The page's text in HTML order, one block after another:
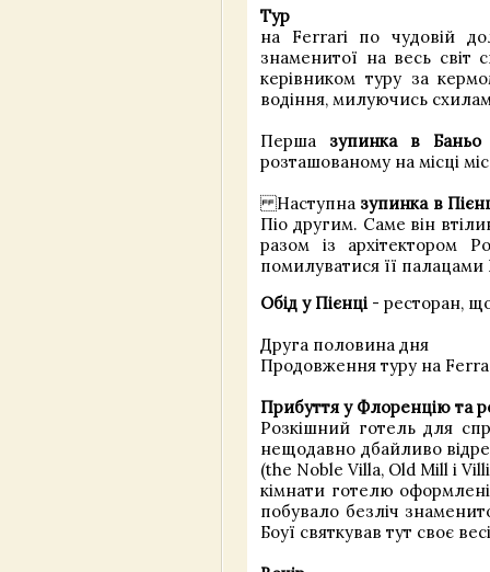
Тур
на Ferrari по чудовій
знаменитої на весь світ
керівником туру за
водіння, милуючись
Перша зупинка в Баньо
розташованому на місці
Наступна зупинка в
Піо другим. Саме він
разом із архітектором
помилуватися її
Обід у Пієнці - ресторан,
Друга половина дня
Продовження туру на
Прибуття у Флоренцію та
Розкішний готель для
нещодавно дбайливо
(the Noble Villa, Old Mill і
кімнати готелю
побувало безліч
Боуї святкував тут своє